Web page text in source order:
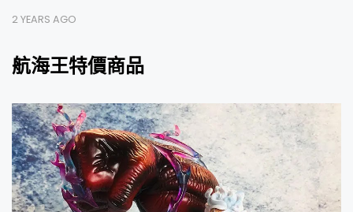
2 YEARS AGO
航海王特價商品